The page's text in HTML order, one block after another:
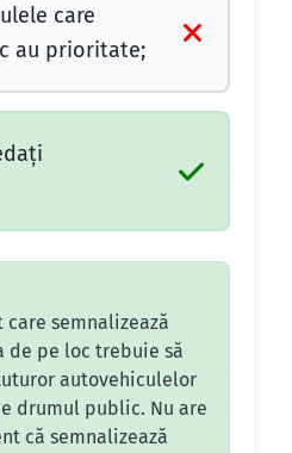
care
au prioritate;
semnalizează
de pe loc trebuie să
autovehiculelor
drumul public. Nu are
că semnalizează